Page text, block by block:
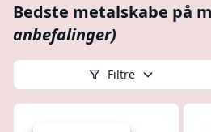
Bedste metalskabe på
anbefalinger)
Filtre